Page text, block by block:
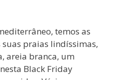
temos as
suas praias lindíssimas,
areia branca, um
Black Friday